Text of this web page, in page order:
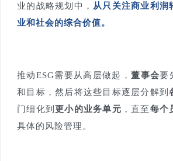
业的战略规划中， 从只关注商业利润
业和社会的综合价值。
推动ESG需要从高层做起，董事会要
和目标，然后将这些目标逐层分解到
门细化到更小的业务单元 ，直至每个
具体的风险管理。